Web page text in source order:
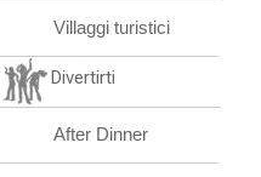
Villaggi turistici
Divertirti
After Dinner